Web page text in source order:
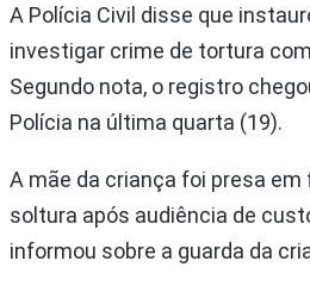
A Polícia Civil disse que
investigar crime de tortura
Segundo nota, o registro
Polícia na última quarta (19).
A mãe da criança foi presa
soltura após audiência de
informou sobre a guarda da